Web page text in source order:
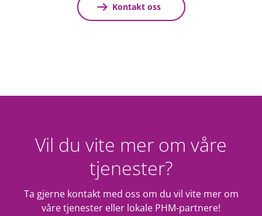
Kontakt oss
Vil du vite mer om våre
tjenester?
Ta gjerne kontakt med oss om du vil vite mer om
våre tjenester eller lokale PHM-partnere!